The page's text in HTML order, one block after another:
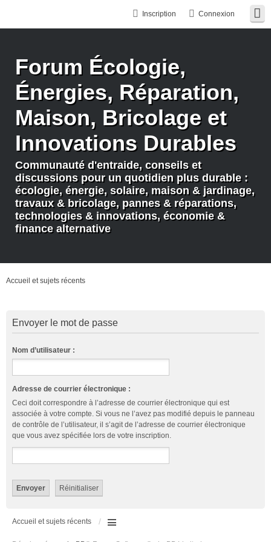
Connexion
Inscription
Forum Écologie,
Énergies, Réparation,
Maison, Bricolage et
Innovations Durables
Communauté d'entraide, conseils et
discussions pour un quotidien plus durable :
écologie, énergie, solaire, maison & jardinage,
travaux & bricolage, pannes & réparations,
technologies & innovations, économie &
finance alternative
Accueil et sujets récents
Envoyer le mot de passe
Nom d’utilisateur :
Adresse de courrier électronique :
Ceci doit correspondre à l’adresse de courrier électronique qui est
associée à votre compte. Si vous ne l’avez pas modifié depuis le panneau
de contrôle de l’utilisateur, il s’agit de l’adresse de courrier électronique
que vous avez spécifiée lors de votre inscription.
Accueil et sujets récents